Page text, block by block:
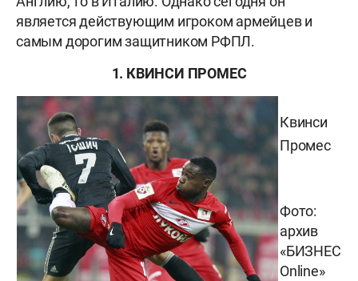
является действующим игроком армейцев и
самым дорогим защитником РФПЛ.
1. КВИНСИ ПРОМЕС
Квинси
Промес
Фото:
архив
«БИЗНЕС
Online»